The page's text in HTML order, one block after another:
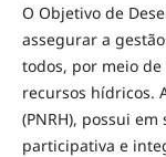
O Objetivo de
assegurar a
todos, por meio
recursos hídricos.
(PNRH), possui
participativa e